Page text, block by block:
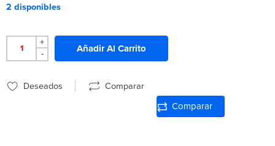
2 disponibles
+
-
Añadir Al Carrito
Deseados Comparar
Comparar